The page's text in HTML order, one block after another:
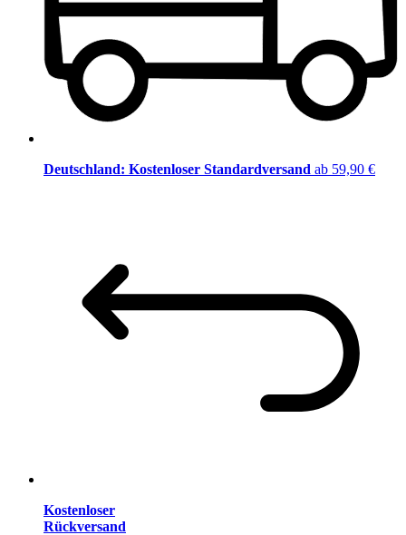
Deutschland: Kostenloser Standardversand ab 59,90 €
Kostenloser
Rückversand